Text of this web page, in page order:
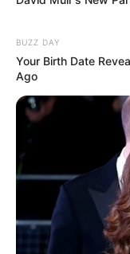
Ambyar! 10
Pakai Bahasa
Galau Abis
BUZZ DAY
Your Birth Date
Ago